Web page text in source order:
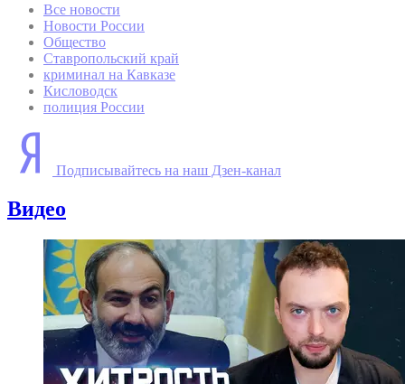
Все новости
Новости России
Общество
Ставропольский край
криминал на Кавказе
Кисловодск
полиция России
Подписывайтесь на наш Дзен-канал
Видео